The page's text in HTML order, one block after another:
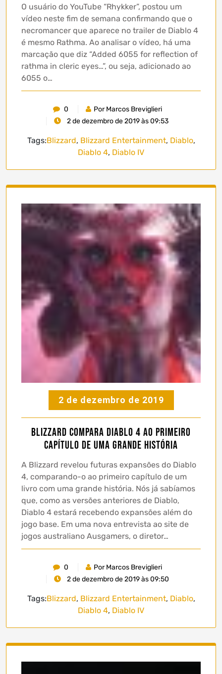
O usuário do YouTube “Rhykker”, postou um
vídeo neste fim de semana confirmando que o
necromancer que aparece no trailer de Diablo 4
é mesmo Rathma. Ao analisar o vídeo, há uma
marcação que diz “Added 6055 for reflection of
rathma in cleric eyes…”, ou seja, adicionado ao
6055 o…
0
Por Marcos Breviglieri
2 de dezembro de 2019 às 09:53
Tags:Blizzard, Blizzard Entertainment, Diablo,
Diablo 4, Diablo IV
2 de dezembro de 2019
Blizzard compara Diablo 4 ao primeiro
capítulo de uma grande história
A Blizzard revelou futuras expansões do Diablo
4, comparando-o ao primeiro capítulo de um
livro com uma grande história. Nós já sabíamos
que, como as versões anteriores de Diablo,
Diablo 4 estará recebendo expansões além do
jogo base. Em uma nova entrevista ao site de
jogos australiano Ausgamers, o diretor…
0
Por Marcos Breviglieri
2 de dezembro de 2019 às 09:50
Tags:Blizzard, Blizzard Entertainment, Diablo,
Diablo 4, Diablo IV